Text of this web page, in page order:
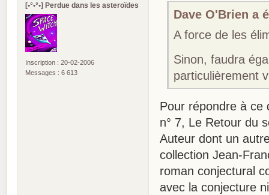
[•°•°•] Perdue dans les asteroïdes
Inscription : 20-02-2006
Messages : 6 613
Dave O'Brien a
A force de les
Sinon, faudra
particulièrement
Pour répondre à ce
n° 7, Le Retour du
Auteur dont un
collection Jean-
roman conjectural
avec la conjecture